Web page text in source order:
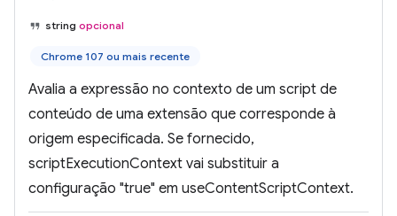
string opcional
Chrome 107 ou mais recente
Avalia a expressão no contexto de um script de
conteúdo de uma extensão que corresponde à
origem especificada. Se fornecido,
scriptExecutionContext vai substituir a
configuração "true" em useContentScriptContext.